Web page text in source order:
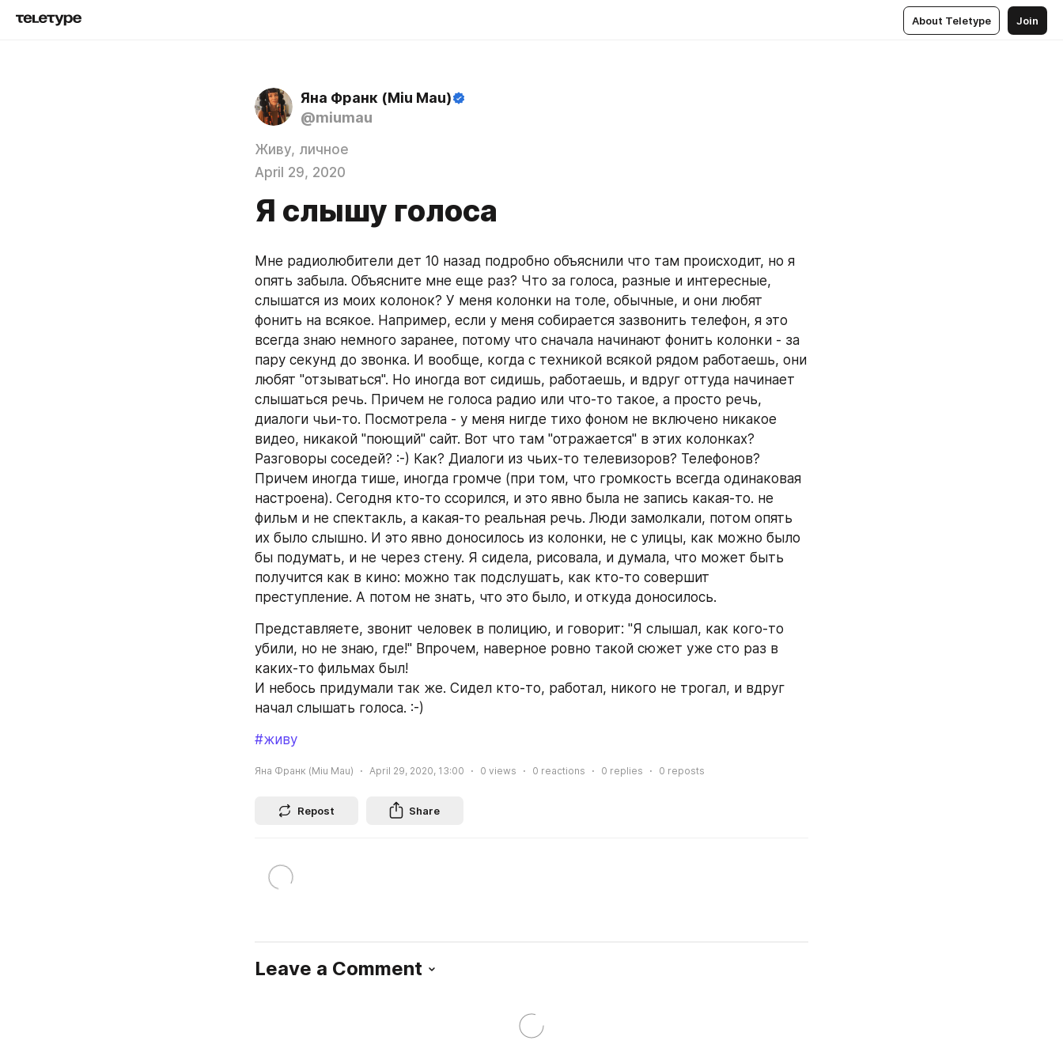
About Teletype Join
Яна Франк (Miu Mau)
@miumau
Живу, личное
April 29, 2020
Я слышу голоса
Мне радиолюбители дет 10 назад подробно объяснили что там происходит, но я
опять забыла. Объясните мне еще раз? Что за голоса, разные и интересные,
слышатся из моих колонок? У меня колонки на толе, обычные, и они любят
фонить на всякое. Например, если у меня собирается зазвонить телефон, я это
всегда знаю немного заранее, потому что сначала начинают фонить колонки - за
пару секунд до звонка. И вообще, когда с техникой всякой рядом работаешь, они
любят "отзываться". Но иногда вот сидишь, работаешь, и вдруг оттуда начинает
слышаться речь. Причем не голоса радио или что-то такое, а просто речь,
диалоги чьи-то. Посмотрела - у меня нигде тихо фоном не включено никакое
видео, никакой "поющий" сайт. Вот что там "отражается" в этих колонках?
Разговоры соседей? :-) Как? Диалоги из чьих-то телевизоров? Телефонов?
Причем иногда тише, иногда громче (при том, что громкость всегда одинаковая
настроена). Сегодня кто-то ссорился, и это явно была не запись какая-то. не
фильм и не спектакль, а какая-то реальная речь. Люди замолкали, потом опять
их было слышно. И это явно доносилось из колонки, не с улицы, как можно было
бы подумать, и не через стену. Я сидела, рисовала, и думала, что может быть
получится как в кино: можно так подслушать, как кто-то совершит
преступление. А потом не знать, что это было, и откуда доносилось.
Представляете, звонит человек в полицию, и говорит: "Я слышал, как кого-то
убили, но не знаю, где!" Впрочем, наверное ровно такой сюжет уже сто раз в
каких-то фильмах был!
И небось придумали так же. Сидел кто-то, работал, никого не трогал, и вдруг
начал слышать голоса. :-)
#живу
Яна Франк (Miu Mau) April 29, 2020, 13:00 0 views 0 reactions 0 replies 0 reposts
Repost Share
Leave a Comment